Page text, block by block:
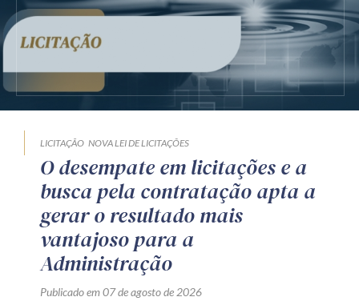
LICITAÇÃO NOVA LEI DE LICITAÇÕES
O desempate em licitações e a
busca pela contratação apta a
gerar o resultado mais
vantajoso para a
Administração
Publicado em 07 de agosto de 2026